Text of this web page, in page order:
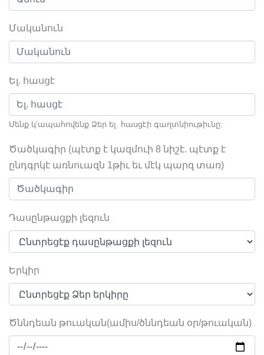
Մականուն
Ել. հասցէ
Մենք կ’ապահովենք Ձեր ել. հասցէի գաղտնիութիւնը:
Ծածկագիր (պէտք է կազմուի 8 նիշէ. պէտք է
ընդգրկէ առնուազն 1թիւ եւ մէկ պարզ տառ)
Դասընթացքի լեզուն
Երկիր
Ծննդեան թուական(ամիս/ծննդեան օր/թուական)